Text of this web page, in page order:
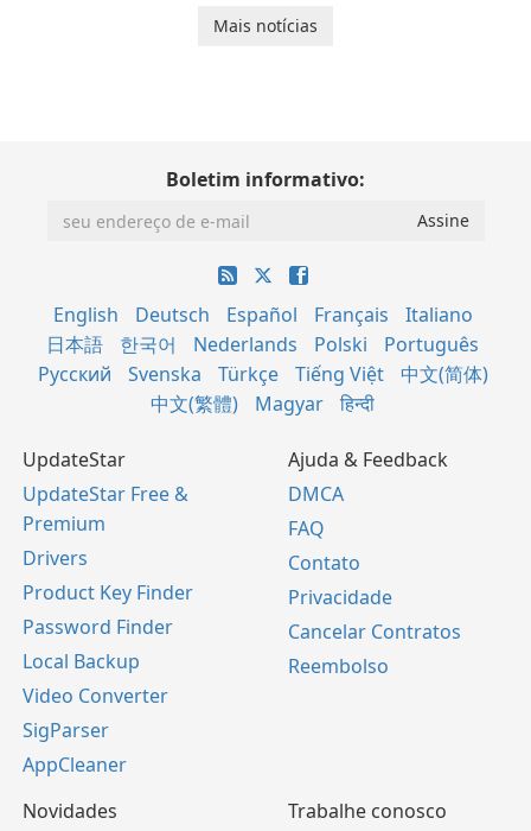
Mais notícias
Boletim informativo:
English Deutsch Español Français
Italiano
日本語
한국어 Nederlands Polski
Português
Русский
Svenska Türkçe Tiếng Việt
中文(简体)
中文(繁體)
Magyar हिन्दी
UpdateStar
UpdateStar Free &
Premium
Drivers
Product Key Finder
Password Finder
Local Backup
Video Converter
SigParser
AppCleaner
Ajuda & Feedback
DMCA
FAQ
Contato
Privacidade
Cancelar Contratos
Reembolso
Novidades
Trabalhe conosco